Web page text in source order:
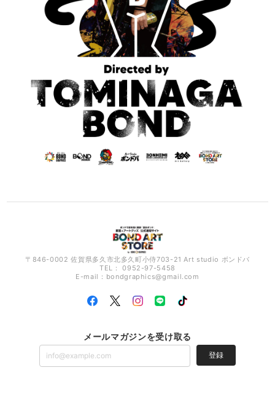
〒846-0002 佐賀県多久市北多久町小侍703-21 Art studio ボンドバ
TEL： 0952-97-5458
E-mail： bondgraphics@gmail.com
メールマガジンを受け取る
登録